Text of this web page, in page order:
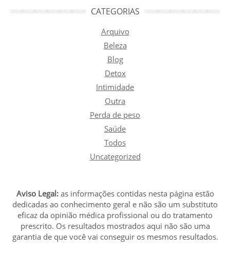
CATEGORIAS
Arquivo
Beleza
Blog
Detox
Intimidade
Outra
Perda de peso
Saúde
Todos
Uncategorized
Aviso Legal:as informações contidas nesta página estão
dedicadas ao conhecimento geral e não são um substituto
eficaz da opinião médica profissional ou do tratamento
prescrito. Os resultados mostrados aqui não são uma
garantia de que você vai conseguir os mesmos resultados.